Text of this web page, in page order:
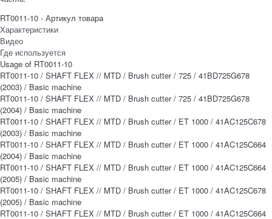
RT0011-10 - Артикул товара
Характеристики
Видео
Где используется
Usage of RT0011-10
RT0011-10 / SHAFT FLEX // MTD / Brush cutter / 725 / 41BD725G678
(2003) / Basic machine
RT0011-10 / SHAFT FLEX // MTD / Brush cutter / 725 / 41BD725G678
(2004) / Basic machine
RT0011-10 / SHAFT FLEX // MTD / Brush cutter / ET 1000 / 41AC125C678
(2003) / Basic machine
RT0011-10 / SHAFT FLEX // MTD / Brush cutter / ET 1000 / 41AC125C664
(2004) / Basic machine
RT0011-10 / SHAFT FLEX // MTD / Brush cutter / ET 1000 / 41AC125C664
(2005) / Basic machine
RT0011-10 / SHAFT FLEX // MTD / Brush cutter / ET 1000 / 41AC125C678
(2005) / Basic machine
RT0011-10 / SHAFT FLEX // MTD / Brush cutter / ET 1000 / 41AC125C664